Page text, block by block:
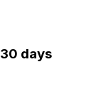
30 days